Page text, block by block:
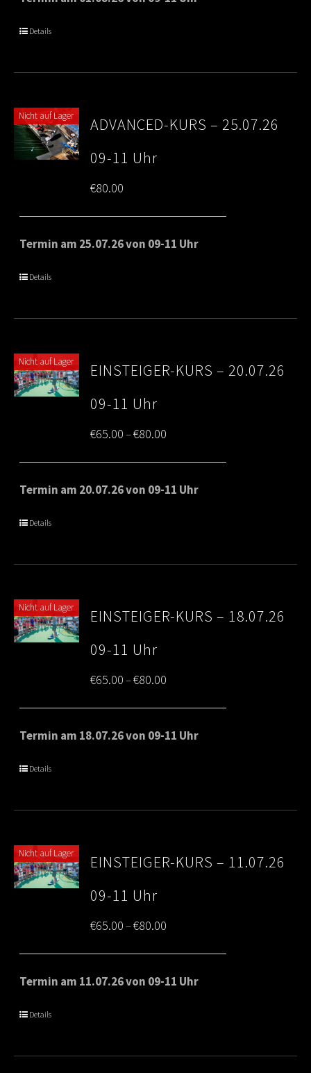
Details
Nicht auf Lager
ADVANCED-KURS – 25.07.26
09-11 Uhr
€80.00
Termin am 25.07.26 von 09-11 Uhr
Details
Nicht auf Lager
EINSTEIGER-KURS – 20.07.26
09-11 Uhr
€65.00–€80.00
range:
€65.00
Termin am 20.07.26 von 09-11 Uhr
Details
Nicht auf Lager
EINSTEIGER-KURS – 18.07.26
09-11 Uhr
€65.00–€80.00
range:
€65.00
Termin am 18.07.26 von 09-11 Uhr
Details
Nicht auf Lager
EINSTEIGER-KURS – 11.07.26
09-11 Uhr
€65.00–€80.00
range:
€65.00
Termin am 11.07.26 von 09-11 Uhr
Details